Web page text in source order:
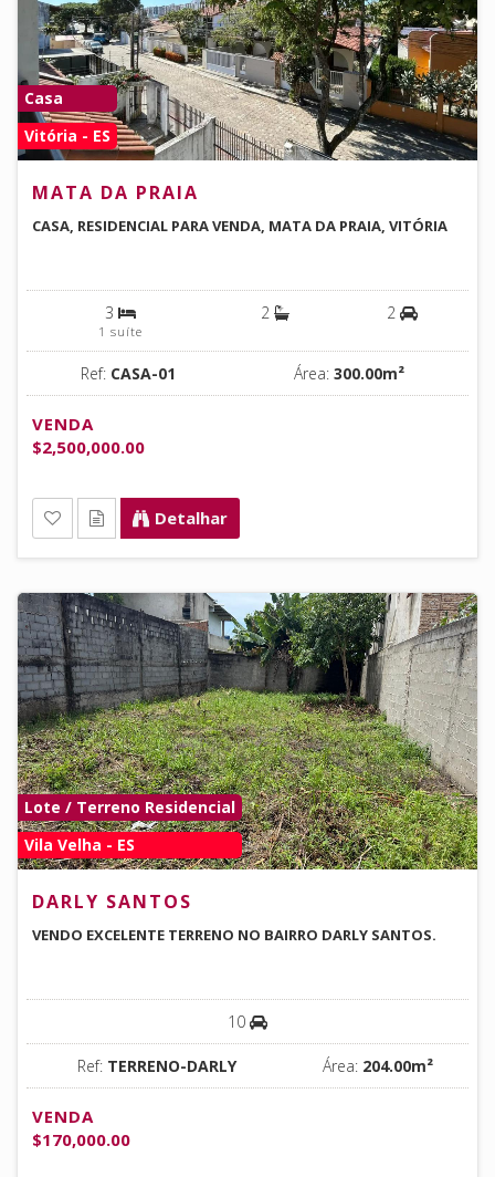
Casa
Vitória - ES
MATA DA PRAIA
CASA, RESIDENCIAL PARA VENDA, MATA DA PRAIA, VITÓRIA
3
1 suíte
2 2
Ref: CASA-01 Área: 300.00m²
VENDA
$2,500,000.00
Detalhar
Lote / Terreno Residencial
Vila Velha - ES
DARLY SANTOS
VENDO EXCELENTE TERRENO NO BAIRRO DARLY SANTOS.
10
Ref: TERRENO-DARLY Área: 204.00m²
VENDA
$170,000.00